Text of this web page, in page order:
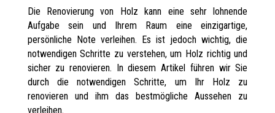
Die Renovierung von Holz kann eine sehr lohnende
Aufgabe sein und Ihrem Raum eine einzigartige,
persönliche Note verleihen. Es ist jedoch wichtig, die
notwendigen Schritte zu verstehen, um Holz richtig und
sicher zu renovieren. In diesem Artikel führen wir Sie
durch die notwendigen Schritte, um Ihr Holz zu
renovieren und ihm das bestmögliche Aussehen zu
verleihen.